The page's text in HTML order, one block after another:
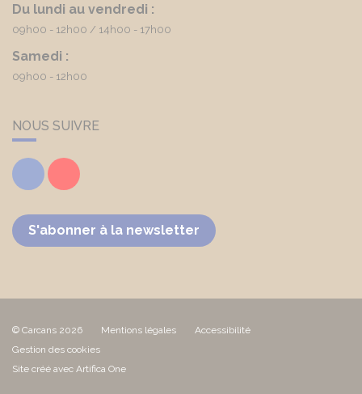
Du lundi au vendredi :
09h00 - 12h00 14h00 - 17h00
Samedi :
09h00 - 12h00
NOUS SUIVRE
FacebookYoutube
S'abonner à la newsletter
© Carcans 2026 Mentions légales
Accessibilité
Gestion des cookies
Site créé avec Artifica One